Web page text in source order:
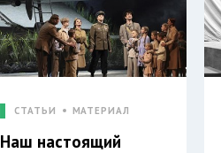
СТАТЬИ МАТЕРИАЛ
Наш настоящий